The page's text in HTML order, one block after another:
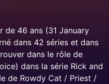
de 46 ans (31 January
dans 42 séries et dans
dans le rôle de
dans la série Rick and
de Rowdy Cat / Priest /